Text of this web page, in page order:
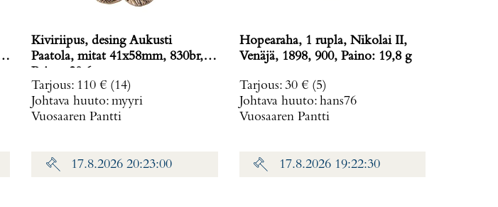
Kiviriipus, desing Aukusti
Paatola, mitat 41x58mm, 830br,
Tarjous: 110 € (14)
Johtava huuto: myyri
Vuosaaren Pantti
Hopearaha, 1 rupla, Nikolai II,
Venäjä, 1898, 900, Paino: 19,8 g
Tarjous: 30 € (5)
Johtava huuto: hans76
Vuosaaren Pantti
17.8.2026 20:23:00 17.8.2026 19:22:30